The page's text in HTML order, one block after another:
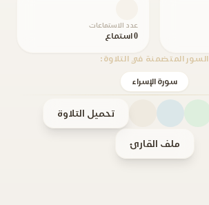
عدد الاستماعات
0 استماع
السور المتضمنة في التلاوة:
سورة الإسراء
تحميل التلاوة
ملف القارئ